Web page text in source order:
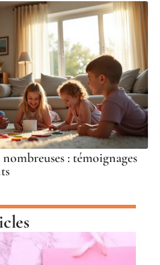
: témoignages